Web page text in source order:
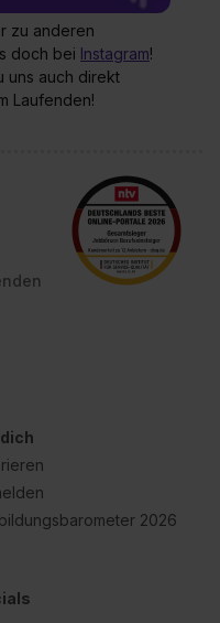
zu anderen
doch bei Instagram!
uns auch direkt
Laufenden!
2026